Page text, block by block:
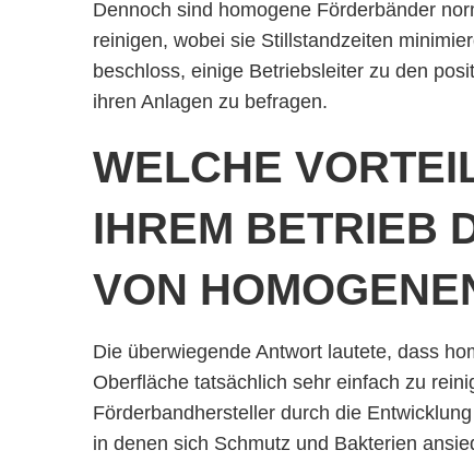
Dennoch sind homogene Förderbänder
reinigen, wobei sie Stillstandzeiten
beschloss, einige Betriebsleiter zu den
ihren Anlagen zu befragen.
WELCHE
IHREM BETRIEB
VON
Die überwiegende Antwort lautete, dass
Oberfläche tatsächlich sehr einfach zu
Förderbandhersteller durch die
in denen sich Schmutz und Bakterien